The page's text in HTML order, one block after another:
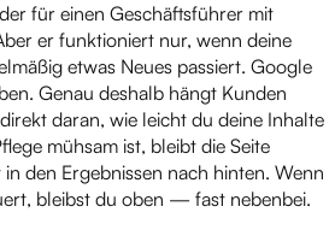
für einen Geschäftsführer mit
er funktioniert nur, wenn deine
etwas Neues passiert. Google
Genau deshalb hängt Kunden
daran, wie leicht du deine Inhalte
mühsam ist, bleibt die Seite
den Ergebnissen nach hinten. Wenn
bleibst du oben — fast nebenbei.